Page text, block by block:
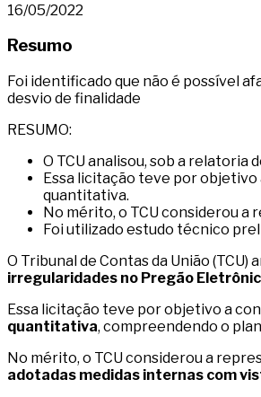
16/05/2022
Resumo
Foi identificado que não é possível
desvio de finalidade
RESUMO:
O TCU analisou, sob a
Essa licitação teve por
quantitativa.
No mérito, o TCU considerou
Foi utilizado estudo técnico
O Tribunal de Contas da União
irregularidades no Pregão
Essa licitação teve por objetivo a
quantitativa, compreendendo o
No mérito, o TCU considerou a
adotadas medidas internas com